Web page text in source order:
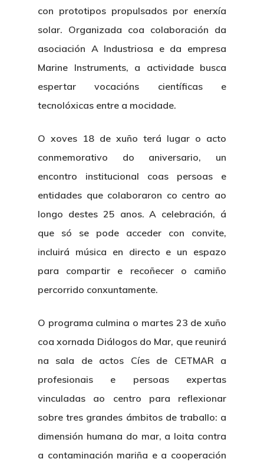
con prototipos propulsados por enerxía
solar. Organizada coa colaboración da
asociación A Industriosa e da empresa
Marine Instruments, a actividade busca
espertar vocacións científicas e
tecnolóxicas entre a mocidade.
O xoves 18 de xuño terá lugar o acto
conmemorativo do aniversario, un
encontro institucional coas persoas e
entidades que colaboraron co centro ao
longo destes 25 anos. A celebración, á
que só se pode acceder con convite,
incluirá música en directo e un espazo
para compartir e recoñecer o camiño
percorrido conxuntamente.
O programa culmina o martes 23 de xuño
coa xornada Diálogos do Mar, que reunirá
na sala de actos Cíes de CETMAR a
profesionais e persoas expertas
vinculadas ao centro para reflexionar
sobre tres grandes ámbitos de traballo: a
dimensión humana do mar, a loita contra
a contaminación mariña e a cooperación